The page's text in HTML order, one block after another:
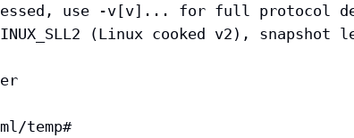
use -v[v]... for full protocol
(Linux cooked v2), snapshot
temp#